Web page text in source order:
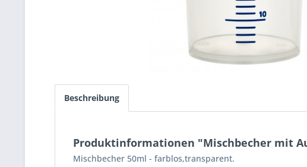
Beschreibung
Produktinformationen "Mischbecher mit
Mischbecher 50ml - farblos,transparent.